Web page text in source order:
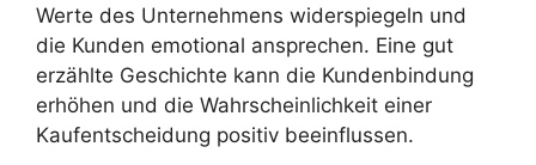
Werte des Unternehmens widerspiegeln und
die Kunden emotional ansprechen. Eine gut
erzählte Geschichte kann die Kundenbindung
erhöhen und die Wahrscheinlichkeit einer
Kaufentscheidung positiv beeinflussen.